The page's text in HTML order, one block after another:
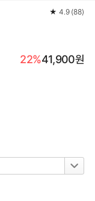
★ 4.9 (88)
22%41,900원